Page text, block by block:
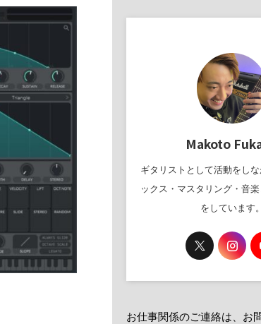
Makoto
ギタリストとして活動をしな
ックス・マスタリング・音
をしています。
お仕事関係のご連絡は、お